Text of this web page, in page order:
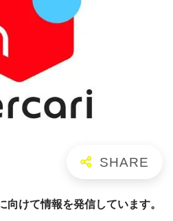
向けて情報を発信しています。